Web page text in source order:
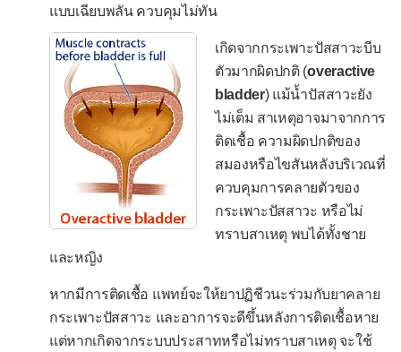
พัฒนาการช้าในวัย 3-5 ขวบ
ร้องไห้ในเด็กเล็ก
ร้องไห้ในเด็กอ่อน
อวัยวะเพศกำกวม
ไอมากในทารก
-- เฉพาะบุรุษ --
เจ็บองคชาต
ถดถอยทางเพศ
นกเขาไม่ขัน
หลั่งช้า/ไม่หลั่ง
แบบเฉียบพลัน ควบคุมไม่ทัน
เกิดจากกระเพาะปัสสาวะบีบ
ตัวมากผิดปกติ (overactive
bladder) แม้น้ำปัสสาวะยัง
ไม่เต็ม สาเหตุอาจมาจากการ
ติดเชื้อ ความผิดปกติของ
สมองหรือไขสันหลังบริเวณที่
ควบคุมการคลายตัวของ
กระเพาะปัสสาวะ หรือไม่
ทราบสาเหตุ พบได้ทั้งชาย
และหญิง
หากมีการติดเชื้อ แพทย์จะให้ยาปฏิชีวนะร่วมกับยาคลาย
กระเพาะปัสสาวะ และอาการจะดีขึ้นหลังการติดเชื้อหาย
แต่หากเกิดจากระบบประสาทหรือไม่ทราบสาเหตุ จะใช้